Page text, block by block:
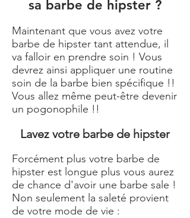
sa barbe de hipster ?
Maintenant que vous avez votre
barbe de hipster tant attendue, il
va falloir en prendre soin ! Vous
devrez ainsi appliquer une routine
soin de la barbe bien spécifique !! ​
Vous allez même peut-être devenir
un pogonophile !!
Lavez votre barbe de hipster
Forcément plus votre barbe de
hipster est longue plus vous aurez
de chance d'avoir une barbe sale !
Non seulement la saleté provient
de votre mode de vie :